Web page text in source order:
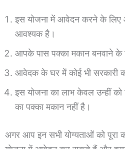
इस योजना में आवेदन करने के लिए
आवश्यक है।
आपके पास पक्का मकान बनवाने के
आवेदक के घर में कोई भी सरकारी
इस योजना का लाभ केवल उन्हीं
का पक्का मकान नहीं है।
अगर आप इन सभी योग्यताओं को